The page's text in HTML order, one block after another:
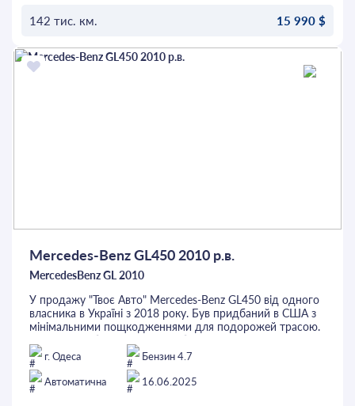
іншого. Перед покупкою автомобіль можна перевірити
кредит або лізинг.
142 тис. км. 15 990 $
ОСТАВИТЬ ЗАЯВКУ
Mercedes-Benz GL450 2010 р.в.
MercedesBenz GL 2010
У продажу "Твоє Авто" Mercedes-Benz GL450 від одного
власника в Україні з 2018 року. Був придбаний в США з
мінімальними пощкодженнями для подорожей трасою.
Оснащений бензиновим V8 об'ємом 4.7 літри. Версія для
7 пасажирів третій ряд сидінь має елетропривід. Авто
оснащено пневмопідвіскою Airmatic, яка повністю
обслужена та повним приводом. В салоні світла шкіра,
підігріви передніх сидінь, 2-зонний клімат-контроль,
г. Одеса
Бензин 4.7
Автоматична
16.06.2025